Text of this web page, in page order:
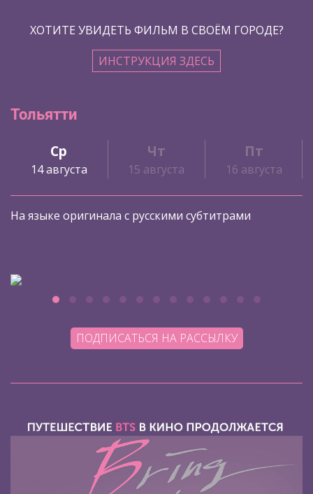
ХОТИТЕ УВИДЕТЬ ФИЛЬМ В СВОЁМ ГОРОДЕ?
ИНСТРУКЦИЯ ЗДЕСЬ
Тольятти
Ср
14 августа
Чт
15 августа
Пт
16 августа
На языке оригинала с русскими субтитрами
ПОДПИСАТЬСЯ НА РАССЫЛКУ